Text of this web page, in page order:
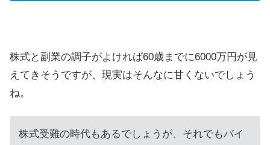
株式と副業の調子がよければ60歳までに6000万円が見
えてきそうですが、現実はそんなに甘くないでしょう
ね。
株式受難の時代もあるでしょうが、それでもバイ